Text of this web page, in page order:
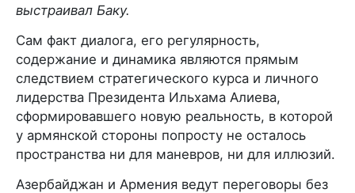
выстраивал Баку.
Сам факт диалога, его регулярность,
содержание и динамика являются прямым
следствием стратегического курса и личного
лидерства Президента Ильхама Алиева,
сформировавшего новую реальность, в которой
у армянской стороны попросту не осталось
пространства ни для маневров, ни для иллюзий.
Азербайджан и Армения ведут переговоры без